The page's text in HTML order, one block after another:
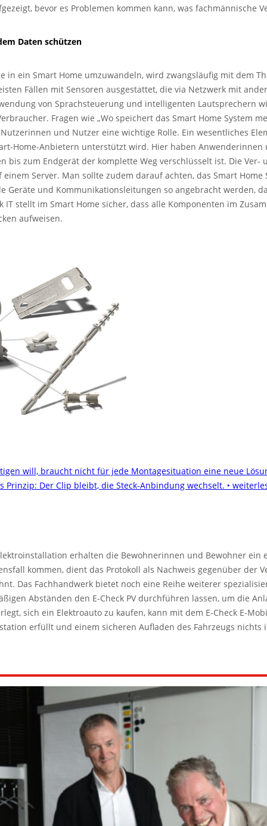
bevor es Problemen kommen kann, was fachmännische
Daten schützen
in ein Smart Home umzuwandeln, wird zwangsläufig mit dem
Fällen mit Sensoren ausgestattet, die via Netzwerk mit
von Sprachsteuerung und intelligenten Lautsprechern
Fragen wie „Wo speichert das Smart Home System
und Nutzer eine wichtige Rolle. Ein wesentliches
Home-Anbietern unterstützt wird. Hier haben Anwenderinnen
bis zum Endgerät der komplette Weg verschlüsselt ist. Die
Server. Man sollte zudem darauf achten, das Smart
Geräte und Kommunikationsleitungen so angebracht werden,
IT stellt im Smart Home sicher, dass alle Komponenten im
aufweisen.
will, braucht nicht für jede Montagesituation eine neue
Prinzip: Der Clip bleibt, die Steck-Anbindung wechselt. ‣
erhalten die Bewohnerinnen und Bewohner ein
kommen, dient das Protokoll als Nachweis gegenüber der
Das Fachhandwerk bietet noch eine Reihe weiterer
Abständen den E-Check PV durchführen lassen, um die
sich ein Elektroauto zu kaufen, kann mit dem E-Check E-
erfüllt und einem sicheren Aufladen des Fahrzeugs nichts